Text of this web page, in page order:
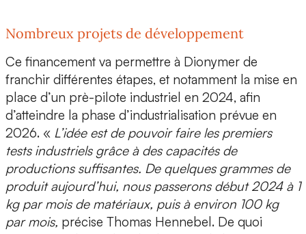
Nombreux projets de développement
Ce financement va permettre à Dionymer de
franchir différentes étapes, et notamment la mise en
place d’un prè-pilote industriel en 2024, afin
d’atteindre la phase d’industrialisation prévue en
2026. « L’idée est de pouvoir faire les premiers
tests industriels grâce à des capacités de
productions suffisantes. De quelques grammes de
produit aujourd’hui, nous passerons début 2024 à 1
kg par mois de matériaux, puis à environ 100 kg
par mois, précise Thomas Hennebel. De quoi